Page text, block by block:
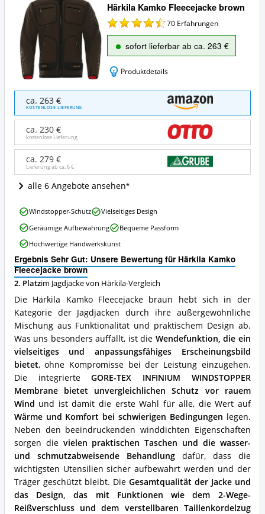
Härkila Kamko Fleecejacke brown
70 Erfahrungen
sofort lieferbar ab ca. 263 €
Produktdetails
Kamko
Fleecejacke
brown
Angebote:
Wo
diese
Jagdjacke
von
erhältlich?
ca. 263 €
KOSTENLOSE LIEFERUNG
ca. 230 €
kostenlose Lieferung
ca. 279 €
Lieferung ab ca.6 €
alle 6 Angebote ansehen
Ergebnis Sehr Gut: Unsere Bewertung für Härkila Kamko
Fleecejacke brown
2. Platzim Jagdjacke von Härkila-Vergleich
Die Härkila Kamko Fleecejacke braun hebt sich in der
Kategorie der Jagdjacken durch ihre außergewöhnliche
Mischung aus Funktionalität und praktischem Design ab.
Was uns besonders auffällt, ist die Wendefunktion, die ein
vielseitiges und anpassungsfähiges Erscheinungsbild
bietet, ohne Kompromisse bei der Leistung einzugehen.
Die integrierteGORE-TEX INFINIUM WINDSTOPPER
Membrane bietet unvergleichlichen Schutz vor rauem
Wind und ist damit die erste Wahl für alle, die Wert auf
Wärme und Komfort bei schwierigen Bedingungen legen.
Neben den beeindruckenden winddichten Eigenschaften
sorgen die vielen praktischen Taschen und die wasser-
und schmutzabweisende Behandlungdafür, dass die
wichtigsten Utensilien sicher aufbewahrt werden und der
Träger geschützt bleibt. Die Gesamtqualität der Jacke und
das Design, das mit Funktionen wie dem 2-Wege-
Reißverschluss und dem verstellbaren Taillenkordelzug
Härkila
Kamko
Fleecejacke
brown
Vorteile:
Was
spricht
für
diese
Jagdjacke
von
Härkila?
Windstopper-Schutz
Vielseitiges Design
Geräumige Aufbewahrung
Bequeme Passform
Hochwertige Handwerkskunst